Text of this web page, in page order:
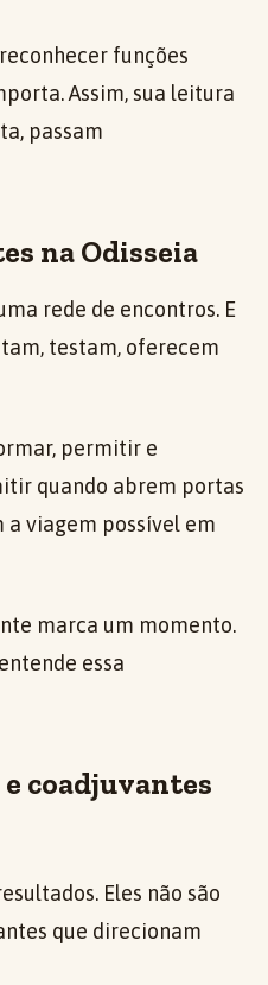
funções
Assim, sua leitura
passam
na Odisseia
rede de encontros. E
testam, oferecem
permitir e
quando abrem portas
viagem possível em
marca um momento.
essa
coadjuvantes
Eles não são
que direcionam